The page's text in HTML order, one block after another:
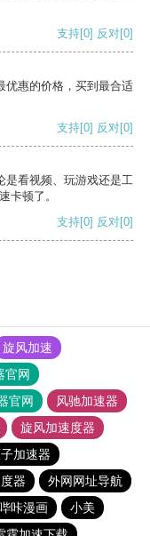
支持[0] 反对[0]
优惠的价格，买到最合适
支持[0] 反对[0]
是看视频、玩游戏还是工
卡顿了。
支持[0] 反对[0]
旋风加速
官网
官网
风驰加速器
旋风加速度器
加速器
器
外网网址导航
咔漫画
小美